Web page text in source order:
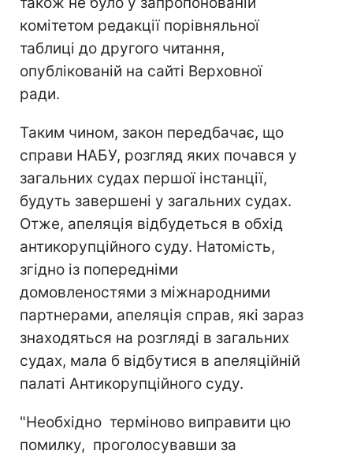
комітетом редакції порівняльної
таблиці до другого читання,
опублікованій на сайті Верховної
ради.
Таким чином, закон передбачає, що
справи НАБУ, розгляд яких почався у
загальних судах першої інстанції,
будуть завершені у загальних судах.
Отже, апеляція відбудеться в обхід
антикорупційного суду. Натомість,
згідно із попередніми
домовленостями з міжнародними
партнерами, апеляція справ, які зараз
знаходяться на розгляді в загальних
судах, мала б відбутися в апеляційній
палаті Антикорупційного суду.
"Необхідно терміново виправити цю
помилку, проголосувавши за